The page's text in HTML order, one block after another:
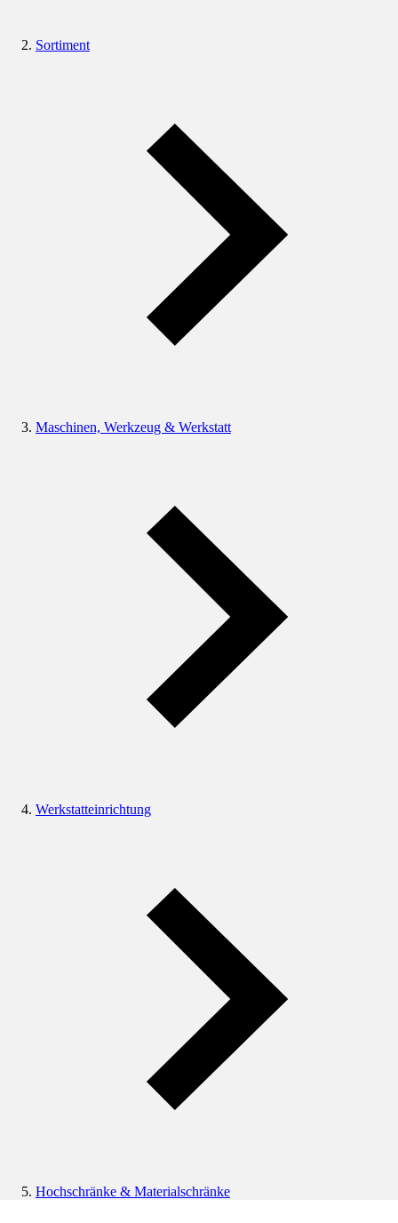
Sortiment
Maschinen, Werkzeug & Werkstatt
Werkstatteinrichtung
Hochschränke & Materialschränke